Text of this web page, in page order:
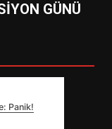
GÜNÜ
Panik!